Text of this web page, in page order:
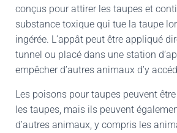
conçus pour attirer les taupes et
substance toxique qui tue la taupe
ingérée. L’appât peut être appliqué
tunnel ou placé dans une station
empêcher d’autres animaux d’y
Les poisons pour taupes peuvent
les taupes, mais ils peuvent
d’autres animaux, y compris les